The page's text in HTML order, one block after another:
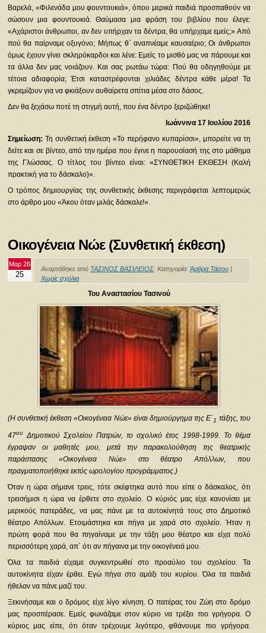
Βαρελά, «Φιλενάδα μου φουντουκιά», όπου μερικά παιδιά προσπαθούν να
σώσουν μια φουντουκιά. Θαύμασα μια φράση του βιβλίου που έλεγε:
«Αχάριστοι άνθρωποι, αν δεν υπήρχαν τα δέντρα, θα υπήρχαμε εμείς;» Από
πού θα παίρναμε οξυγόνο; Μήπως θ` αναπνέαμε καυσαέριο; Οι άνθρωποι
όμως έχουν γίνει σκληρόκαρδοι και λένε: Εμείς το μισθό μας να πάρουμε και
τα άλλα δεν μας νοιάζουν. Και σας ρωτάω τώρα: Πού θα οδηγηθούμε με
τέτοια αδιαφορία; Έτσι καταστρέφονται χιλιάδες δέντρα κάθε μέρα! Τα
γκρεμίζουν για να φκιάξουν αυθαίρετα σπίτια μέσα στο δάσος.
Δεν θα ξεχάσω ποτέ τη στιγμή αυτή, που ένα δέντρο ξεριζώθηκε!
Ιωάννινα 17 Ιουλίου 2016
Σημείωση: Τη συνθετική έκθεση «Το περήφανο κυπαρίσσι», μπορείτε να τη
δείτε και σε βίντεο, από την ημέρα που έγινε η παρουσίασή της στο μάθημα
της Γλώσσας. Ο τίτλος του βίντεο είναι: «ΣΥΝΘΕΤΙΚΗ ΕΚΘΕΣΗ (Καλή
πρακτική για το δάσκαλο)».
Ο τρόπος δημιουργίας της συνθετικής έκθεσης περιγράφεται λεπτομερώς
στο άρθρο μου «Άκου όταν μιλάς δάσκαλε!».
Οικογένεια Νώε (Συνθετική έκθεση)
Μαρ 26
25
Αναρτήθηκε από ΤΑΣΙΝΟΣ ΒΑΣΙΛΕΙΟΣ. Κατηγορία: Άρθρα Τάσου|
Χωρίς σχόλια
Του Αναστασίου Τασινού
(Η συνθετική έκθεση «Οικογένεια Νώε» είναι δημιούργημα της Ε`1 τάξης, του
47ου
Δημοτικού Σχολείου Πατρών, το σχολικό έτος 1998-1999. Το θέμα
έγραψαν οι μαθητές μου, μετά την παρακολούθηση της θεατρικής
παράστασης «Οικογένεια Νώε» στο θέατρο Απόλλων, που
πραγματοποιήθηκε εκτός ωρολογίου προγράμματος.)
Όταν η ώρα σήμανε τρεις, τότε σκέφτηκα αυτό που είπε ο δάσκαλος, ότι
τρεισήμισι η ώρα να έρθετε στο σχολείο. Ο κύριός μας είχε κανονίσει με
μερικούς πατεράδες, να μας πάνε με τα αυτοκίνητά τους στο Δημοτικό
θέατρο Απόλλων. Ετοιμάστηκα και πήγα με χαρά στο σχολείο. Ήταν η
πρώτη φορά που θα πηγαίναμε με την τάξη μου θέατρο και είχα πολύ
περισσότερη χαρά, απ` ότι αν πήγαινα με την οικογένειά μου.
Όλα τα παιδιά είχαμε συγκεντρωθεί στο προαύλιο του σχολείου. Τα
αυτοκίνητα είχαν έρθει. Εγώ πήγα στο αμάξι του κυρίου. Όλα τα παιδιά
ήθελαν να πάνε μαζί του.
Ξεκινήσαμε και ο δρόμος είχε λίγο κίνηση. Ο πατέρας του Ζώη στο δρόμο
μας προσπέρασε. Εμείς φωνάζαμε στον κύριο να τρέξει πιο γρήγορα. Ο
κύριος μας είπε, ότι όταν τρέχουμε λιγότερο, φθάνουμε πιο γρήγορα.